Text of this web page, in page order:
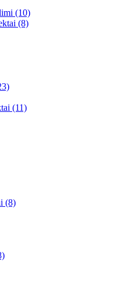
(10)
(8)
(11)
(8)